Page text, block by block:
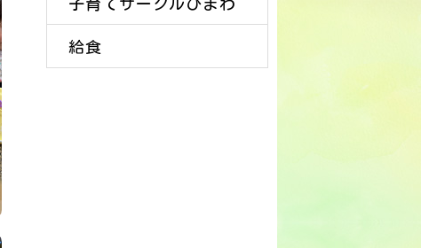
子育てサークルひまわ
り
給食